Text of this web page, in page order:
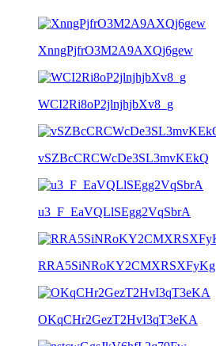
XnngPjfrO3M2A9AXQj6gew
WCI2Ri8oP2jlnjhjbXv8_g
vSZBcCRCWcDe3SL3mvKEkQ
u3_F_EaVQLlSEgg2VqSbrA
RRA5SiNRoKY2CMXRSXFyKg
OKqCHr2GezT2HvI3qT3eKA